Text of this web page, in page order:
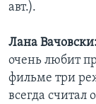
авт.).
Лана Вачовски:
очень любит
фильме три
всегда